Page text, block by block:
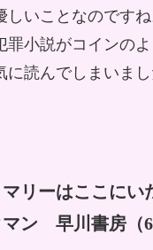
いことなのですね
小説がコインの
に読んでしまいまし
マリーはここにい
ン 早川書房（6